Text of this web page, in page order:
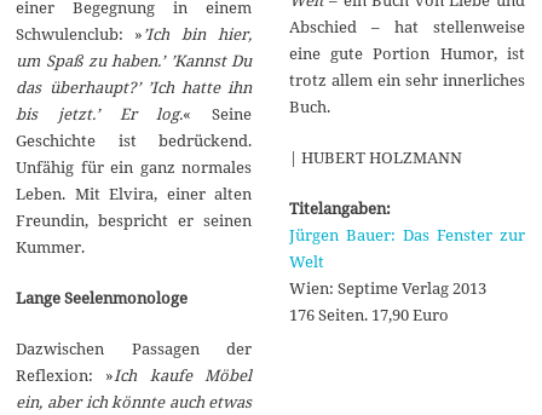
einer Begegnung in einem
Schwulenclub: »’Ich bin hier,
um Spaß zu haben.’ ’Kannst Du
das überhaupt?’ ’Ich hatte ihn
bis jetzt.’ Er log.« Seine
Geschichte ist bedrückend.
Unfähig für ein ganz normales
Leben. Mit Elvira, einer alten
Freundin, bespricht er seinen
Kummer.
Lange Seelenmonologe
Dazwischen Passagen der
Reflexion: »Ich kaufe Möbel
ein, aber ich könnte auch etwas
Abschied – hat stellenweise
eine gute Portion Humor, ist
trotz allem ein sehr innerliches
Buch.
| HUBERT HOLZMANN
Titelangaben:
Jürgen Bauer: Das Fenster zur
Welt
Wien: Septime Verlag 2013
176 Seiten. 17,90 Euro